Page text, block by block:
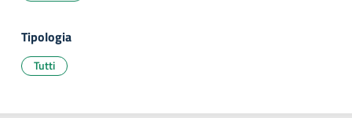
Tipologia
Tutti